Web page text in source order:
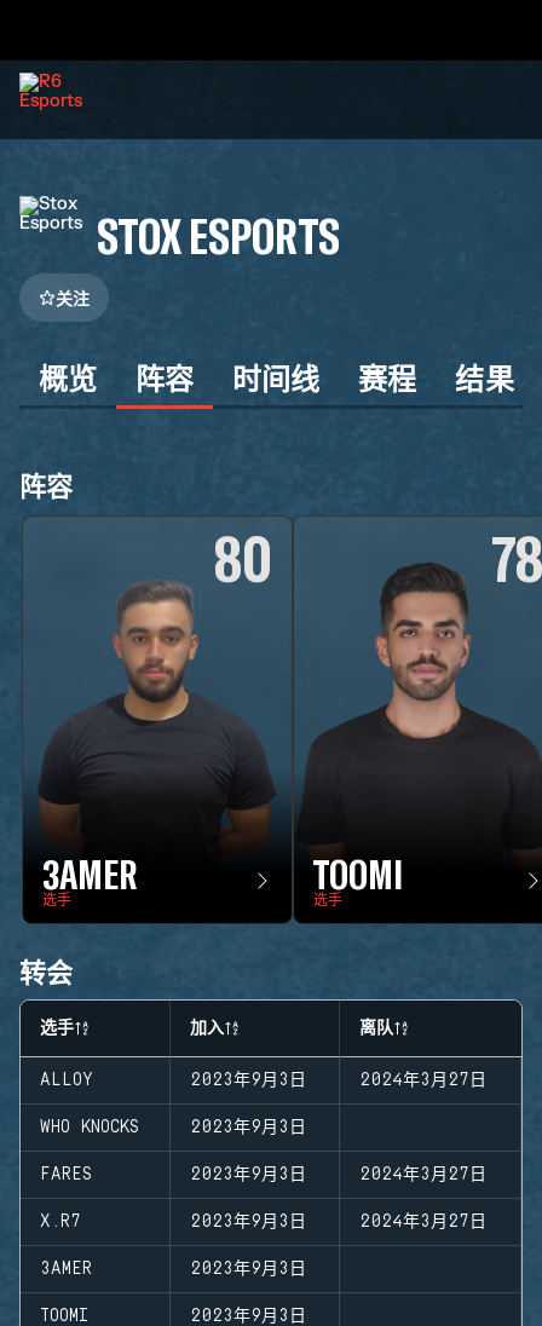
STOX ESPORTS
关注
概览 阵容 时间线 赛程 结果
阵容
80
3AMER
选手
78
TOOMI
选手
转会
选手 加入 离队
ALLOY 2023年9月3日 2024年3月27日
WHO KNOCKS 2023年9月3日
FARES 2023年9月3日 2024年3月27日
X.R7 2023年9月3日 2024年3月27日
3AMER 2023年9月3日
TOOMI 2023年9月3日